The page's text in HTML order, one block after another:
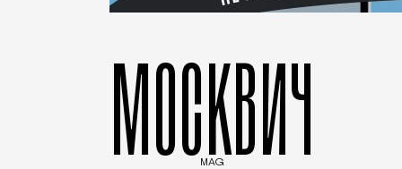
МОСКВИЧ
MAG